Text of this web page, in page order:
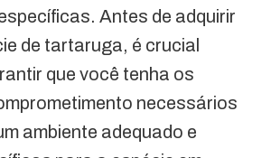
Antes de adquirir
de tartaruga, é crucial
que você tenha os
necessários
ambiente adequado e